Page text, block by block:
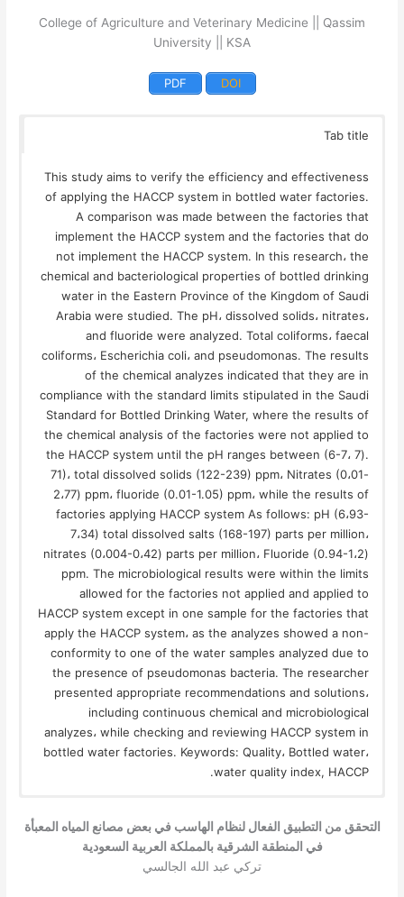
College of Agriculture and Veterinary Medicine || Qassim
University || KSA
DOI
PDF
Tab title
This study aims to verify the efficiency and effectiveness
of applying the HACCP system in bottled water factories.
A comparison was made between the factories that
implement the HACCP system and the factories that do
not implement the HACCP system. In this research، the
chemical and bacteriological properties of bottled drinking
water in the Eastern Province of the Kingdom of Saudi
Arabia were studied. The pH، dissolved solids، nitrates،
and fluoride were analyzed. Total coliforms، faecal
coliforms، Escherichia coli، and pseudomonas. The results
of the chemical analyzes indicated that they are in
compliance with the standard limits stipulated in the Saudi
Standard for Bottled Drinking Water, where the results of
the chemical analysis of the factories were not applied to
the HACCP system until the pH ranges between (6-7، 7).
71)، total dissolved solids (122-239) ppm، Nitrates (0،01-
2،77) ppm، fluoride (0.01-1.05) ppm، while the results of
factories applying HACCP system As follows: pH (6،93-
7،34) total dissolved salts (168-197) parts per million،
nitrates (0،004-0،42) parts per million، Fluoride (0.94-1،2)
ppm. The microbiological results were within the limits
allowed for the factories not applied and applied to
HACCP system except in one sample for the factories that
apply the HACCP system، as the analyzes showed a non-
conformity to one of the water samples analyzed due to
the presence of pseudomonas bacteria. The researcher
presented appropriate recommendations and solutions،
including continuous chemical and microbiological
analyzes، while checking and reviewing HACCP system in
bottled water factories. Keywords: Quality، Bottled water،
water quality index, HACCP.
التحقق من التطبيق الفعال لنظام الهاسب في بعض مصانع المياه المعبأة
في المنطقة الشرقية بالمملكة العربية السعودية
تركي عبد الله الجالسي